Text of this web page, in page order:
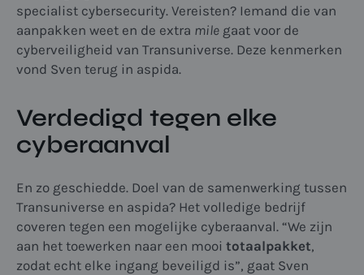
specialist cybersecurity. Vereisten? Iemand die van
aanpakken weet en de extra mile gaat voor de
cyberveiligheid van Transuniverse. Deze kenmerken
vond Sven terug in aspida.
Verdedigd tegen elke
cyberaanval
En zo geschiedde. Doel van de samenwerking tussen
Transuniverse en aspida? Het volledige bedrijf
coveren tegen een mogelijke cyberaanval. “We zijn
aan het toewerken naar een mooi totaalpakket,
zodat echt elke ingang beveiligd is”, gaat Sven